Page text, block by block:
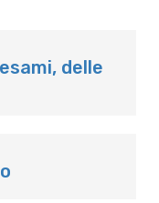
delle